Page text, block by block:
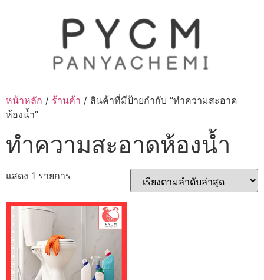
หน้าหลัก / ร้านค้า / สินค้าที่มีป้ายกำกับ “ทำความสะอาด
ห้องน้ำ”
ทำความสะอาดห้องน้ำ
แสดง 1 รายการ